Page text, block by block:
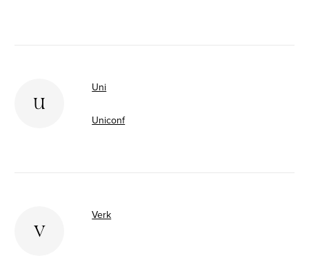
U
Uni
Uniconf
V
Verk